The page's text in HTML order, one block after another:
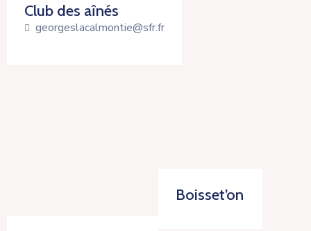
Club des aînés
georgeslacalmontie@sfr.fr
Boisset’on